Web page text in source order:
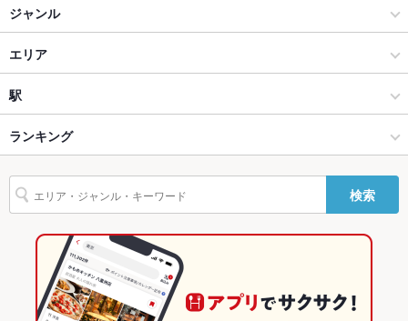
掘りごたつ
カウンター
貸切 貸切不可
設備
バリアフリ
なし
駐車場 なし
ジャンル
居酒屋
和風
梅田 × 居酒屋
梅田 × 和風
中崎町駅 × 居酒屋
中崎町駅 × 和風
エリア
東通り
東通り × 居酒屋
東通り × 和風
大阪
大阪 × 居酒屋
大阪 × 和風
駅
中崎町駅
ランキング
大阪のグルメランキング
大阪の居酒屋ランキング
梅田のグルメランキング
梅田の居酒屋ランキング
検索